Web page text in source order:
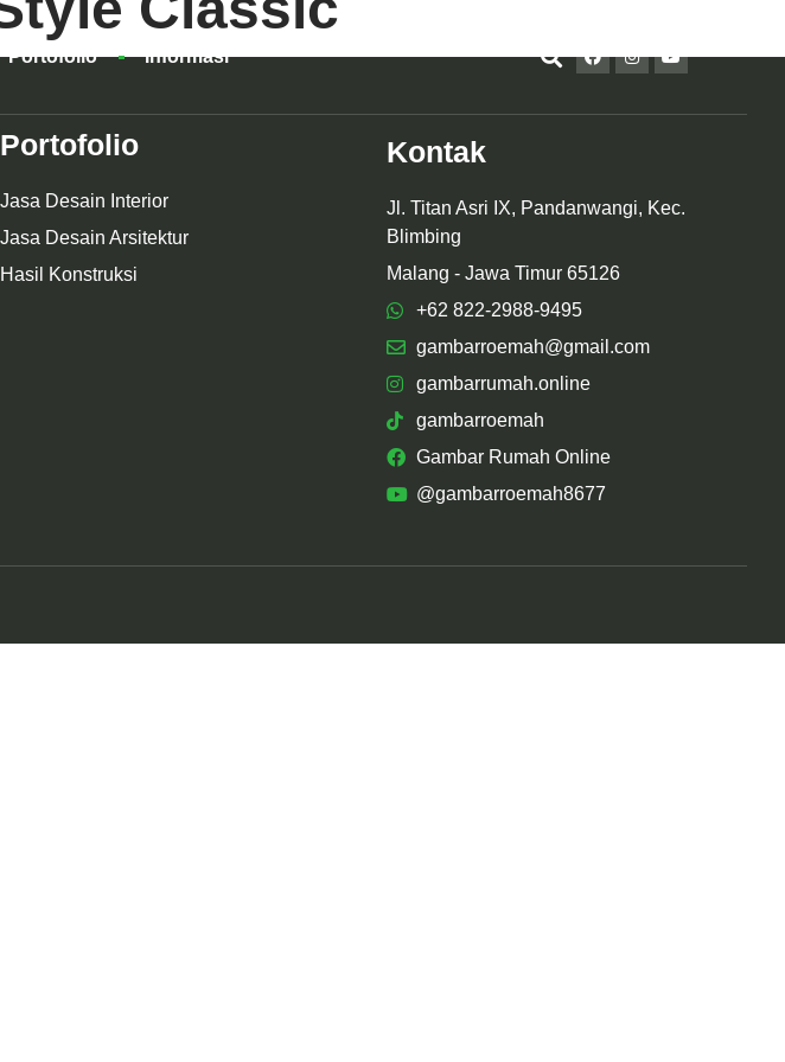
Portofolio Informasi
Portofolio
Jasa Desain Interior
Jasa Desain Arsitektur
Hasil Konstruksi
Kontak
Jl. Titan Asri IX, Pandanwangi, Kec.
Blimbing
Malang - Jawa Timur 65126
+62 822-2988-9495
gambarroemah@gmail.com
gambarrumah.online
gambarroemah
Gambar Rumah Online
@gambarroemah8677